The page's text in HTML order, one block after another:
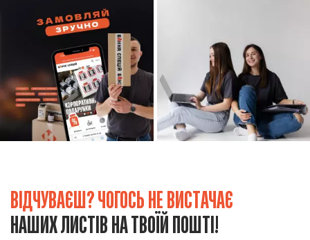
ВІДЧУВАЄШ? ЧОГОСЬ НЕ ВИСТАЧАЄ
НАШИХ ЛИСТІВ НА ТВОЇЙ ПОШТІ!